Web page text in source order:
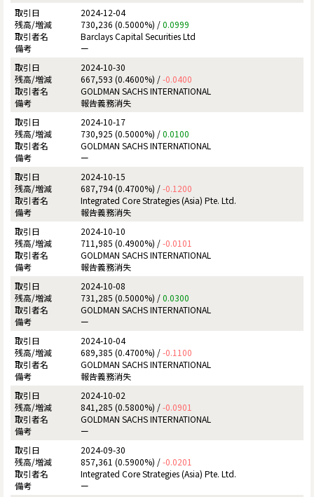
2024-12-04
730,236 (0.5000%) /0.0999
Barclays Capital Securities Ltd
ー
2024-10-30
667,593 (0.4600%) /-0.0400
GOLDMAN SACHS INTERNATIONAL
報告義務消失
2024-10-17
730,925 (0.5000%) /0.0100
GOLDMAN SACHS INTERNATIONAL
ー
2024-10-15
687,794 (0.4700%) /-0.1200
Integrated Core Strategies (Asia) Pte. Ltd.
報告義務消失
2024-10-10
711,985 (0.4900%) /-0.0101
GOLDMAN SACHS INTERNATIONAL
報告義務消失
2024-10-08
731,285 (0.5000%) /0.0300
GOLDMAN SACHS INTERNATIONAL
ー
2024-10-04
689,385 (0.4700%) /-0.1100
GOLDMAN SACHS INTERNATIONAL
報告義務消失
2024-10-02
841,285 (0.5800%) /-0.0901
GOLDMAN SACHS INTERNATIONAL
ー
2024-09-30
857,361 (0.5900%) /-0.0201
Integrated Core Strategies (Asia) Pte. Ltd.
ー